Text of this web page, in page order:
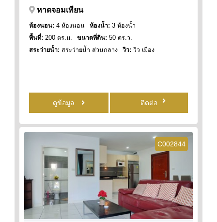
หาดจอมเทียน
ห้องนอน: 4 ห้องนอน ห้องน้ำ: 3 ห้องน้ำ
พื้นที่: 200 ตร.ม. ขนาดที่ดิน: 50 ตร.ว.
สระว่ายน้ำ: สระว่ายน้ำ ส่วนกลาง วิว: วิว เมือง
ดูข้อมูล ติดต่อ
C002844